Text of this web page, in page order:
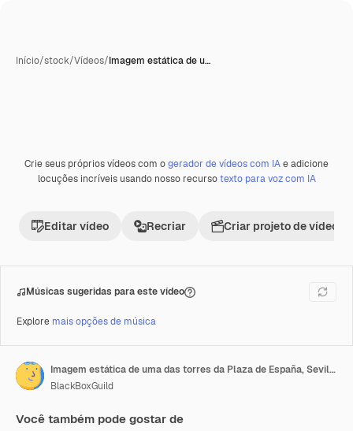
Início/stock/Vídeos/Imagem estática de u…
Premium
Crie seus próprios vídeos com ogerador de vídeos com IAe adicione
locuções incríveis usando nosso recursotexto para voz com IA
Editar vídeo Recriar Criar projeto de vídeo
Músicas sugeridas para este vídeo
Explore mais opções de música
Imagem estática de uma das torres da Plaza de España, Sevilha, em frente à praça principal
BlackBoxGuild
Você também pode gostar de